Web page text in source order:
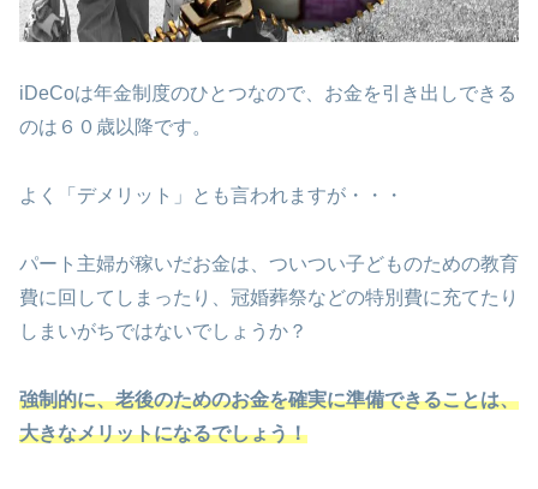
iDeCoは年金制度のひとつなので、お金を引き出しできる
のは６０歳以降です。
よく「デメリット」とも言われますが・・・
パート主婦が稼いだお金は、ついつい子どものための教育
費に回してしまったり、冠婚葬祭などの特別費に充てたり
しまいがちではないでしょうか？
強制的に、老後のためのお金を確実に準備できることは、
大きなメリットになるでしょう！